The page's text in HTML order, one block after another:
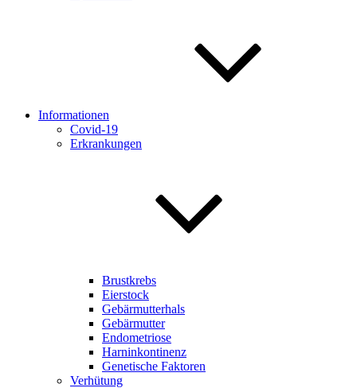
Informationen
Covid-19
Erkrankungen
Brustkrebs
Eierstock
Gebärmutterhals
Gebärmutter
Endometriose
Harninkontinenz
Genetische Faktoren
Verhütung